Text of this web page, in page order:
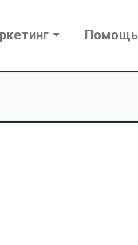
Помощь